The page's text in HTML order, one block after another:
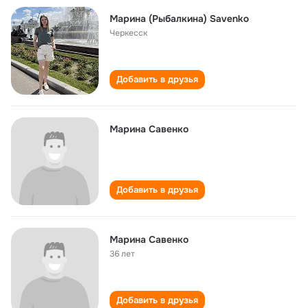
Maрина (Рыбалкина) Savenko
Черкесск
Добавить в друзья
Марина Савенко
Добавить в друзья
Марина Савенко
36 лет
Добавить в друзья